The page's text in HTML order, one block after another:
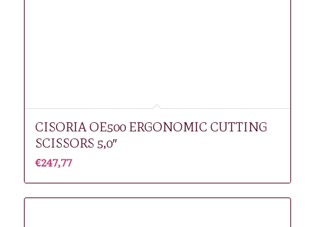
CISORIA OE500 ERGONOMIC CUTTING
SCISSORS 5,0″
€247,77